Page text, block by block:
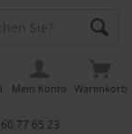
77 65 23
Warenkorb
Mein Konto